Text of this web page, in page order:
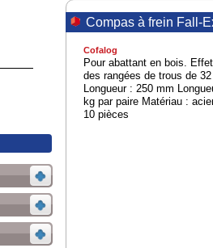
Compas à frein Fall-
Cofalog
Pour abattant en bois.
des rangées de trous de
Longueur : 250 mm
kg par paire Matériau :
10 pièces